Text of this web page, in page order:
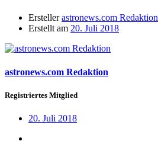
Ersteller astronews.com Redaktion
Erstellt am 20. Juli 2018
astronews.com Redaktion
Registriertes Mitglied
20. Juli 2018